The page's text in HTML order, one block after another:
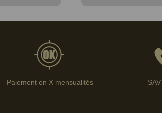
Paiement en X mensualités